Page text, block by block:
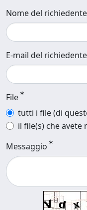
Nome del richiedente
E-mail del richiedente
File
tutti i file (di
il file(s) che avete
Messaggio